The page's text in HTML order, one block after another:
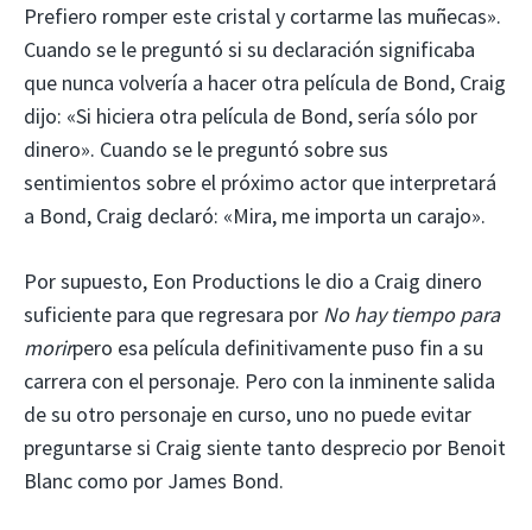
Prefiero romper este cristal y cortarme las muñecas».
Cuando se le preguntó si su declaración significaba
que nunca volvería a hacer otra película de Bond, Craig
dijo: «Si hiciera otra película de Bond, sería sólo por
dinero». Cuando se le preguntó sobre sus
sentimientos sobre el próximo actor que interpretará
a Bond, Craig declaró: «Mira, me importa un carajo».
Por supuesto, Eon Productions le dio a Craig dinero
suficiente para que regresara por No hay tiempo para
morirpero esa película definitivamente puso fin a su
carrera con el personaje. Pero con la inminente salida
de su otro personaje en curso, uno no puede evitar
preguntarse si Craig siente tanto desprecio por Benoit
Blanc como por James Bond.